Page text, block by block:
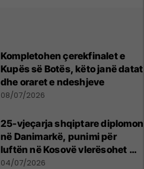
Kompletohen çerekfinalet e
Kupës së Botës, këto janë datat
dhe oraret e ndeshjeve
08/07/2026
25-vjeçarja shqiptare diplomon
në Danimarkë, punimi për
luftën në Kosovë vlerësohet me
notën më të lartë
04/07/2026